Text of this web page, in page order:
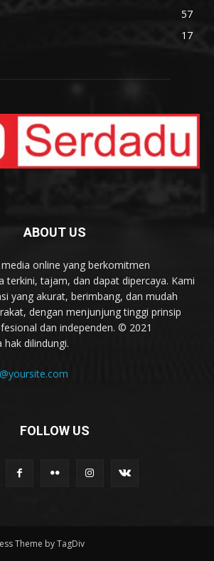
57
17
ABOUT US
online yang berkomitmen
terkini, tajam, dan dapat dipercaya. Kami
yang akurat, berimbang, dan mudah
dengan menjunjung tinggi prinsip
dan independen. © 2021
hak dilindungi.
FOLLOW US
Theme by TagDiv